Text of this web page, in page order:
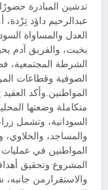
تدشين المبادرة
عبدالرحيم داؤد
العدل والمساواة
بخيت، والفريق آدم
الشرطة المجتمعية،
الصوفية وقطاعات
المواطنين.وأكد
متكاملة وضعتها
السودانية، وتشمل
والمساجد، والخلاوي،
المواطنين في
المشروع وتحقيق
والاستقرارمن